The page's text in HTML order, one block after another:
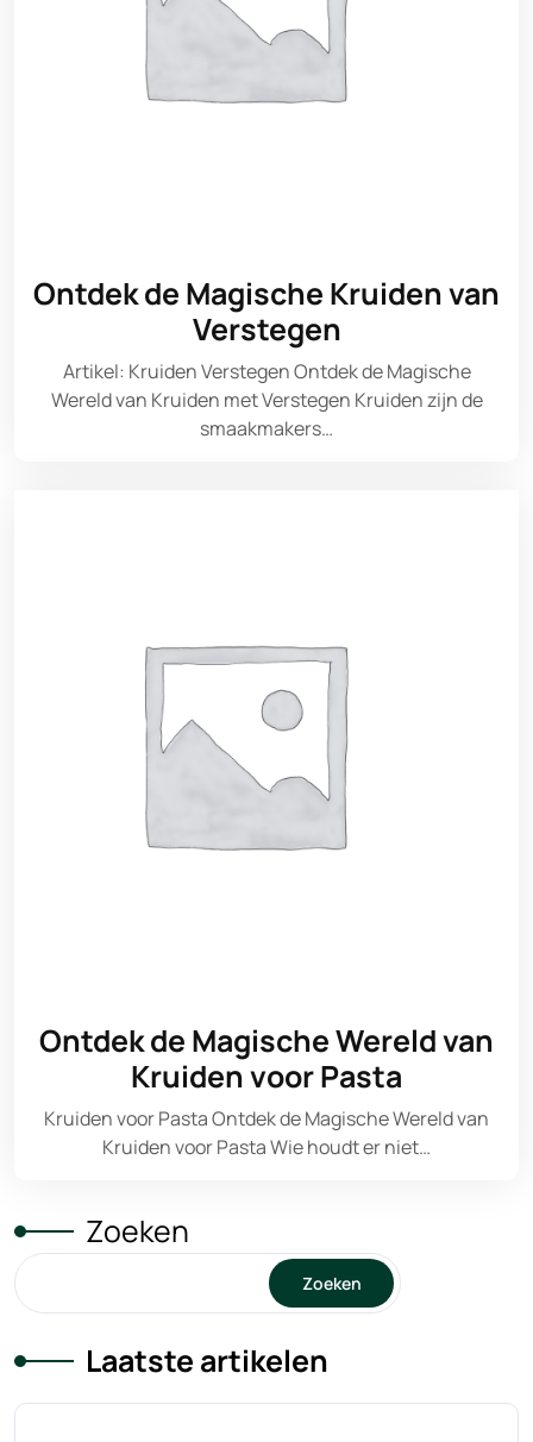
Ontdek de Magische Kruiden van
Verstegen
Artikel: Kruiden Verstegen Ontdek de Magische
Wereld van Kruiden met Verstegen Kruiden zijn de
smaakmakers…
Ontdek de Magische Wereld van
Kruiden voor Pasta
Kruiden voor Pasta Ontdek de Magische Wereld van
Kruiden voor Pasta Wie houdt er niet…
Zoeken
Zoeken
Laatste artikelen